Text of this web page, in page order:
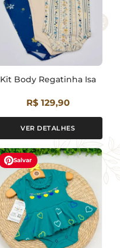
Kit Body Regatinha Isa
R$ 129,90
VER DETALHES
Salvar